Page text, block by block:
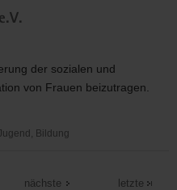
der sozialen und
von Frauen beizutragen.
Bildung
nächste letzte